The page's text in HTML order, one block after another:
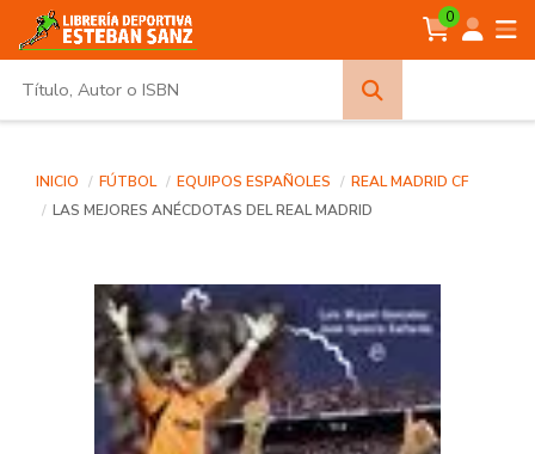
0
INICIO FÚTBOL EQUIPOS ESPAÑOLES
REAL MADRID CF
LAS MEJORES ANÉCDOTAS DEL REAL MADRID